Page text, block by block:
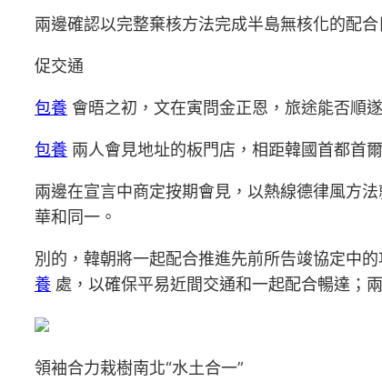
兩邊確認以完整棄核方法完成半島無核化的配合
促交通
包養 會晤之初，文在寅問金正恩，旅途能否順
包養 兩人會見地址的板門店，相距韓國首都首
兩邊在宣言中商定按期會見，以熱線德律風方
華和同一。
別的，韓朝將一起配合推進先前所告竣協定中
養 處，以確保平易近間交通和一起配合暢達；
領袖合力栽樹南北“水土合一”